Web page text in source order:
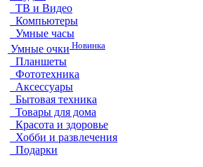
ТВ и Видео
Компьютеры
Умные часы
Умные очки Новинка
Планшеты
Фототехника
Аксессуары
Бытовая техника
Товары для дома
Красота и здоровье
Хобби и развлечения
Подарки